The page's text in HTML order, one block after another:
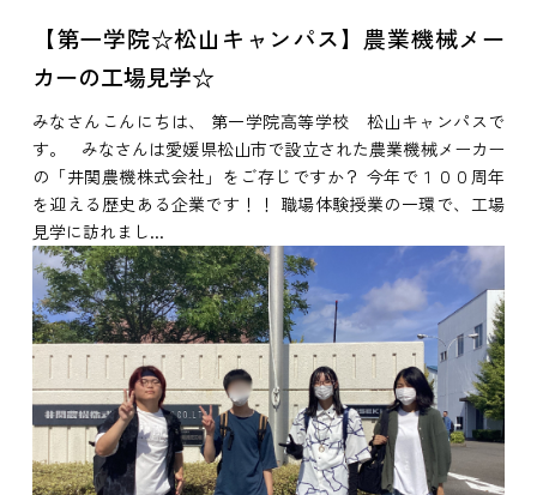
【第一学院☆松山キャンパス】農業機械メー
カーの工場見学☆
みなさんこんにちは、 第一学院高等学校 松山キャンパスで
す。 みなさんは愛媛県松山市で設立された農業機械メーカー
の「井関農機株式会社」をご存じですか？ 今年で１００周年
を迎える歴史ある企業です！！ 職場体験授業の一環で、工場
見学に訪れまし...